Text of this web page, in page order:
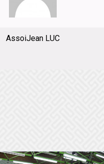
AssoiJean LUC